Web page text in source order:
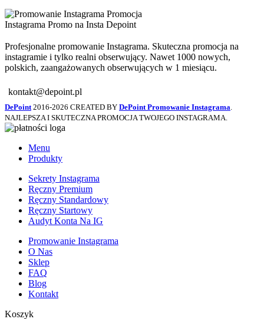
Profesjonalne promowanie Instagrama. Skuteczna promocja na
instagramie i tylko realni obserwujący. Nawet 1000 nowych,
polskich, zaangażowanych obserwujących w 1 miesiącu.
kontakt@depoint.pl
DePoint 2016-2026 CREATED BY DePoint Promowanie Instagrama.
NAJLEPSZA I SKUTECZNA PROMOCJA TWOJEGO INSTAGRAMA.
Menu
Produkty
Sekrety Instagrama
Ręczny Premium
Ręczny Standardowy
Ręczny Startowy
Audyt Konta Na IG
Promowanie Instagrama
O Nas
Sklep
FAQ
Blog
Kontakt
Koszyk